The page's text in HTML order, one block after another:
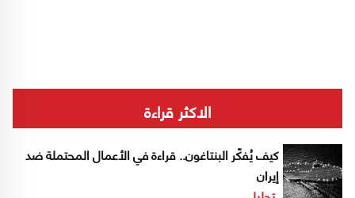
الاكثر قراءة
كيف يُفكّر البنتاغون.. قراءة في الأعمال المحتملة ضد
إيران